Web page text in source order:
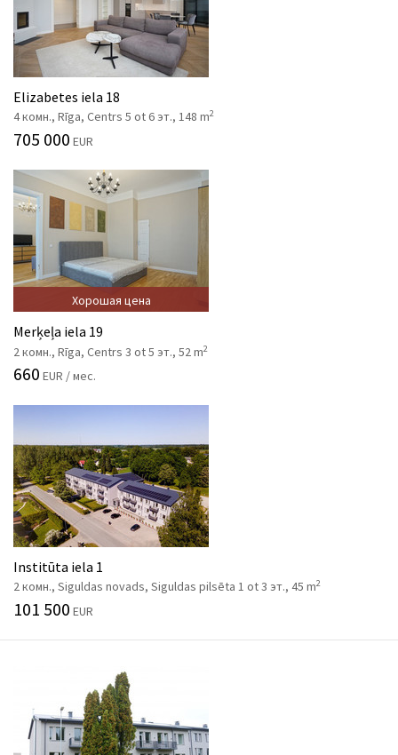
Elizabetes iela 18
4 комн., Rīga, Centrs 5 ot 6 эт., 148 m2
705 000 EUR
Хорошая цена
Merķeļa iela 19
2 комн., Rīga, Centrs 3 ot 5 эт., 52 m2
660 EUR / мес.
Institūta iela 1
2 комн., Siguldas novads, Siguldas pilsēta 1 ot 3 эт., 45 m2
101 500 EUR